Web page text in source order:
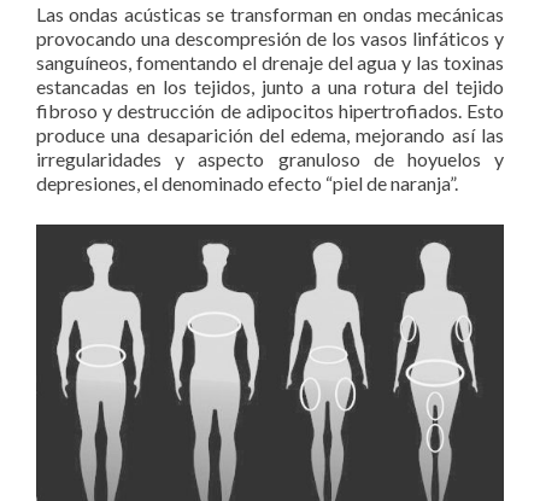
Las ondas acústicas se transforman en ondas mecánicas
provocando una descompresión de los vasos linfáticos y
sanguíneos, fomentando el drenaje del agua y las toxinas
estancadas en los tejidos, junto a una rotura del tejido
fibroso y destrucción de adipocitos hipertrofiados. Esto
produce una desaparición del edema, mejorando así las
irregularidades y aspecto granuloso de hoyuelos y
depresiones, el denominado efecto “piel de naranja”.